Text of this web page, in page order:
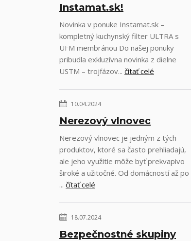
Instamat.sk!
Novinka v ponuke Instamat.sk –
kompletný kuchynský filter ULTRA s
UFM membránou Do našej ponuky
pribudla exkluzívna novinka z dielne
USTM – trojfázov... čítať celé
10.04.2024
Nerezový vlnovec
Nerezový vlnovec je jedným z tých
produktov, ktoré sa často prehliadajú,
ale jeho využitie môže byť prekvapivo
široké a užitočné. Od domácností až po
... čítať celé
18.07.2024
Bezpečnostné skupiny